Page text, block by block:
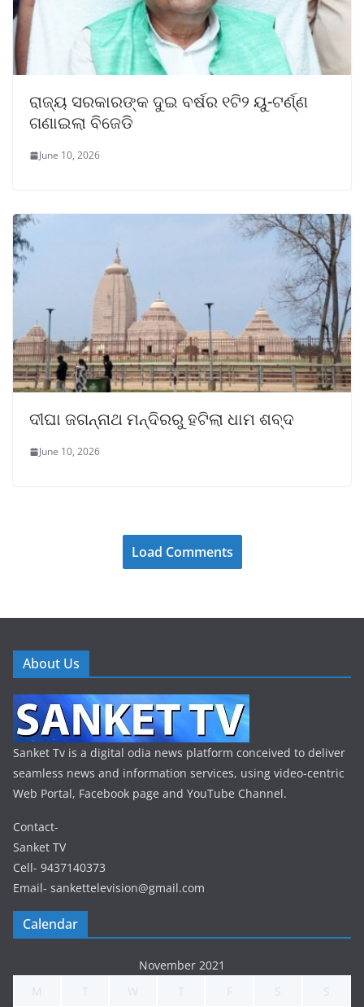
ରାଜ୍ୟ ସରକାରଙ୍କ ଦୁଇ ବର୍ଷର ୧ଟି୨ ୟୁ-ଟର୍ଣ୍ଣ
ଗଣାଇଲା ବିଜେଡି
June 10, 2026
ଦୀଘା ଜଗନ୍ନାଥ ମନ୍ଦିରରୁ ହଟିଲା ଧାମ ଶବ୍ଦ
June 10, 2026
Load Comments
About Us
Sanket Tv is a digital odia news platform conceived to deliver
seamless news and information services, using video-centric
Web Portal, Facebook page and YouTube Channel.
Contact-
Sanket TV
Cell- 9437140373
Email- sankettelevision@gmail.com
Calendar
November 2021